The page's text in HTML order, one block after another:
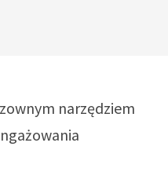
narzędziem